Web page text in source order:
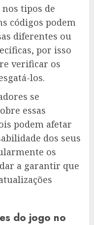
tipos de
códigos podem
diferentes ou
por isso
verificar os
los.
se
essas
podem afetar
dos seus
os
a garantir que
do jogo no